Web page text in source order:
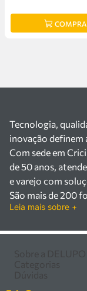
Tecnologia,
inovação definem
Com sede em
de 50 anos,
e varejo com
São mais de 200
mil itens à pronta
Há mais de 50
Leia mais sobre +
Como comprar